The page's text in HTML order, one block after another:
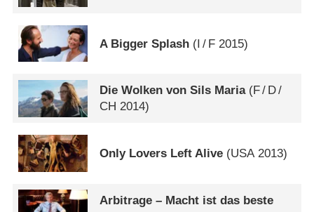
A Bigger Splash (I / F 2015)
Die Wolken von Sils Maria(F/ D/
CH 2014)
Only Lovers Left Alive (USA2013)
Arbitrage – Macht ist das beste